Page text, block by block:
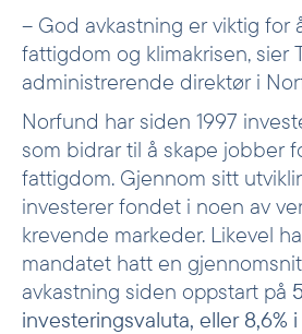
– God avkastning er viktig for
fattigdom og klimakrisen, sier
administrerende direktør i
Norfund har siden 1997
som bidrar til å skape jobber
fattigdom. Gjennom sitt
investerer fondet i noen av
krevende markeder. Likevel
mandatet hatt en
avkastning siden oppstart på
investeringsvaluta, eller 8,6%